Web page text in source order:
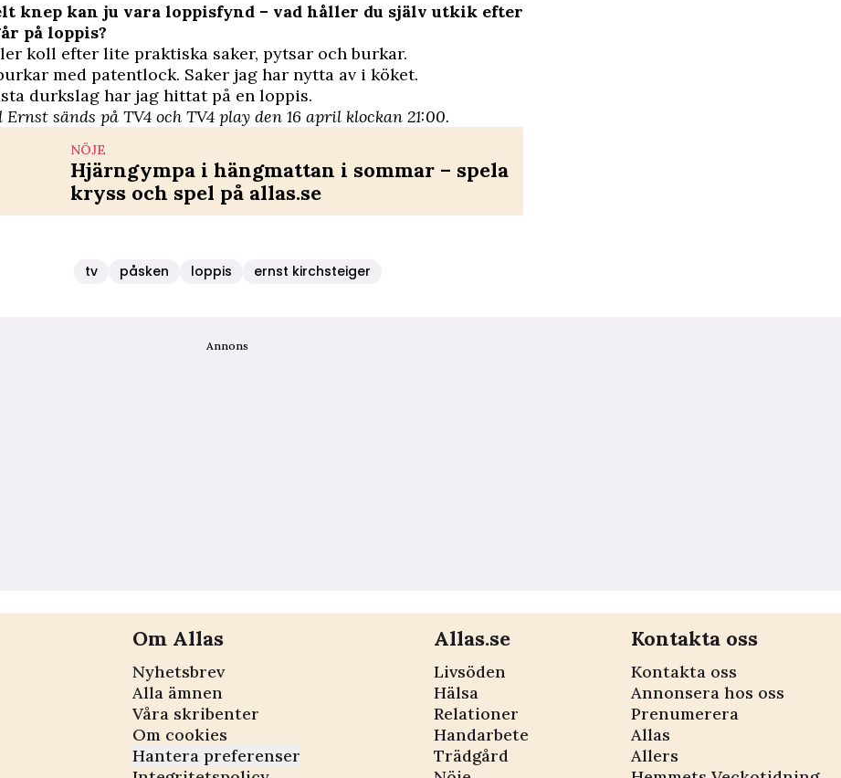
knep kan ju vara loppisfynd – vad håller du själv utkik efter
på loppis?
koll efter lite praktiska saker, pytsar och burkar.
med patentlock. Saker jag har nytta av i köket.
durkslag har jag hittat på en loppis.
Ernst sänds på TV4 och TV4 play den 16 april klockan 21:00.
NÖJE
Hjärngympa i hängmattan i sommar – spela
kryss och spel på allas.se
tv påsken loppis ernst kirchsteiger
Annons
Om Allas
Nyhetsbrev
Alla ämnen
Våra skribenter
Om cookies
Hantera preferenser
Allas.se
Livsöden
Hälsa
Relationer
Handarbete
Trädgård
Kontakta oss
Kontakta oss
Annonsera hos oss
Prenumerera
Allas
Allers